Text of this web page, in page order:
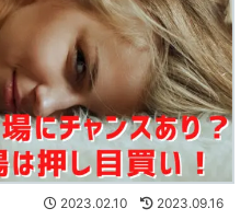
2023.02.10 2023.09.16